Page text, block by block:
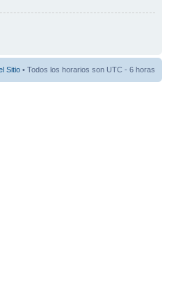
Sitio • Todos los horarios son UTC - 6 horas